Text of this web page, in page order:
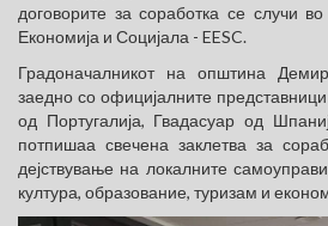
договорите за соработка се случи
Економија и Социјала - EESC.
Градоначалникот на општина
заедно со официјалните
од Португалија, Гвадасуар од
потпишаа свечена заклетва за
дејствување на локалните
култура, образование, туризам и